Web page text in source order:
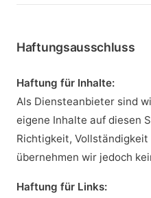
Haftungsausschluss
Haftung für Inhalte:
Als Diensteanbieter sind
eigene Inhalte auf diesen
Richtigkeit,
übernehmen wir jedoch
Haftung für Links: